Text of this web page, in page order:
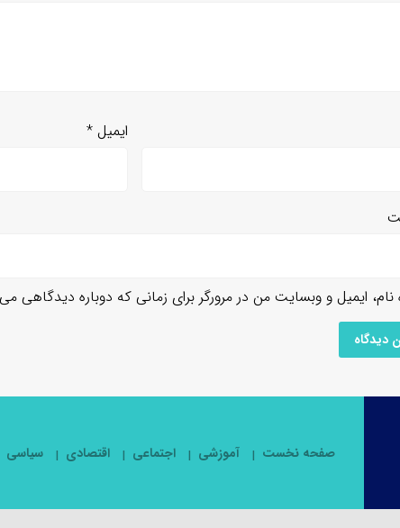
ایمیل *
نام، ایمیل و وبسایت من در مرورگر برای زمانی که دوباره دیدگاهی
صفحه نخست آموزشی اجتماعی اقتصادی سیاسی